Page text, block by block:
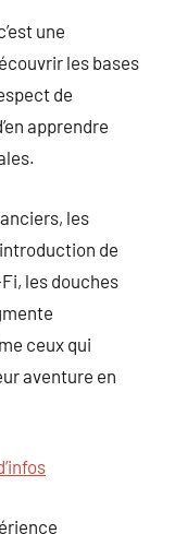
une
les bases
de
apprendre
les
de
les douches
ceux qui
aventure en